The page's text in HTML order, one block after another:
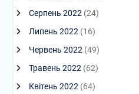
Серпень 2022 (24)
Липень 2022 (16)
Червень 2022 (49)
Травень 2022 (62)
Квітень 2022 (64)